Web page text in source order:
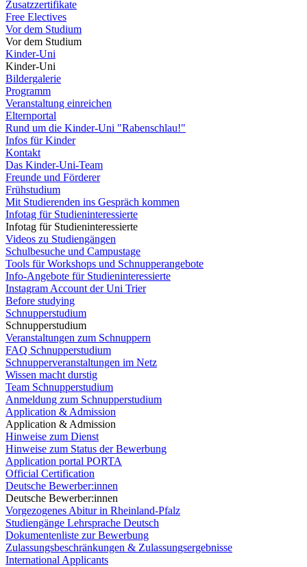
Zusatzzertifikate
Free Electives
Vor dem Studium
Vor dem Studium
Kinder-Uni
Kinder-Uni
Bildergalerie
Programm
Veranstaltung einreichen
Elternportal
Rund um die Kinder-Uni "Rabenschlau!"
Infos für Kinder
Kontakt
Das Kinder-Uni-Team
Freunde und Förderer
Frühstudium
Mit Studierenden ins Gespräch kommen
Infotag für Studieninteressierte
Infotag für Studieninteressierte
Videos zu Studiengängen
Schulbesuche und Campustage
Tools für Workshops und Schnupperangebote
Info-Angebote für Studieninteressierte
Instagram Account der Uni Trier
Before studying
Schnupperstudium
Schnupperstudium
Veranstaltungen zum Schnuppern
FAQ Schnupperstudium
Schnupperveranstaltungen im Netz
Wissen macht durstig
Team Schnupperstudium
Anmeldung zum Schnupperstudium
Application & Admission
Application & Admission
Hinweise zum Dienst
Hinweise zum Status der Bewerbung
Application portal PORTA
Official Certification
Deutsche Bewerber:innen
Deutsche Bewerber:innen
Vorgezogenes Abitur in Rheinland-Pfalz
Studiengänge Lehrsprache Deutsch
Dokumentenliste zur Bewerbung
Zulassungsbeschränkungen & Zulassungsergebnisse
International Applicants